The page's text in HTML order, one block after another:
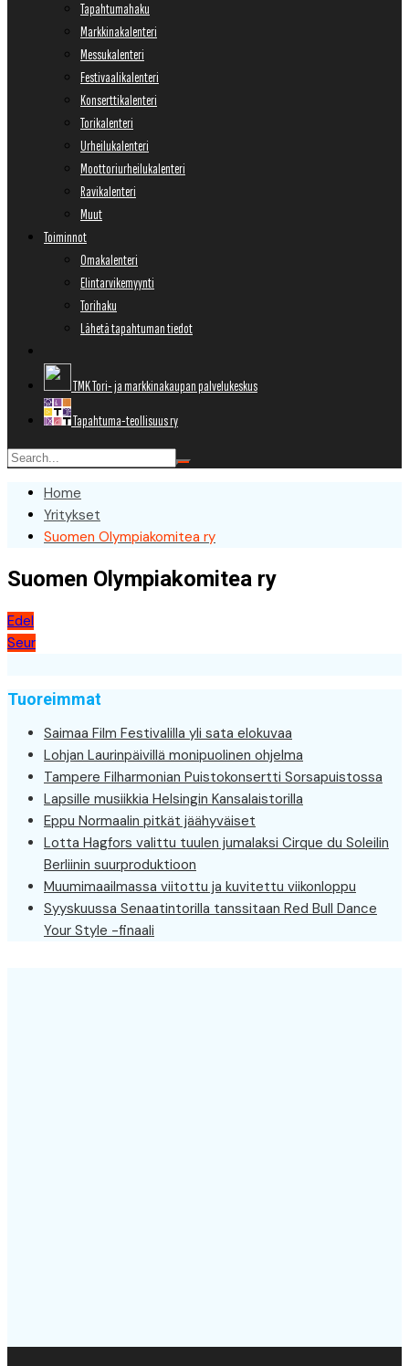
Tapahtumahaku
Markkinakalenteri
Messukalenteri
Festivaalikalenteri
Konserttikalenteri
Torikalenteri
Urheilukalenteri
Moottoriurheilukalenteri
Ravikalenteri
Muut
Toiminnot
Omakalenteri
Elintarvikemyynti
Torihaku
Lähetä tapahtuman tiedot
TMK Tori- ja markkinakaupan palvelukeskus
Tapahtuma-teollisuus ry
Home
Yritykset
Suomen Olympiakomitea ry
Suomen Olympiakomitea ry
Artikkelien
selaus
Edel
Seur
Tuoreimmat
Saimaa Film Festivalilla yli sata elokuvaa
Lohjan Laurinpäivillä monipuolinen ohjelma
Tampere Filharmonian Puistokonsertti Sorsapuistossa
Lapsille musiikkia Helsingin Kansalaistorilla
Eppu Normaalin pitkät jäähyväiset
Lotta Hagfors valittu tuulen jumalaksi Cirque du Soleilin
Berliinin suurproduktioon
Muumimaailmassa viitottu ja kuvitettu viikonloppu
Syyskuussa Senaatintorilla tanssitaan Red Bull Dance
Your Style -finaali